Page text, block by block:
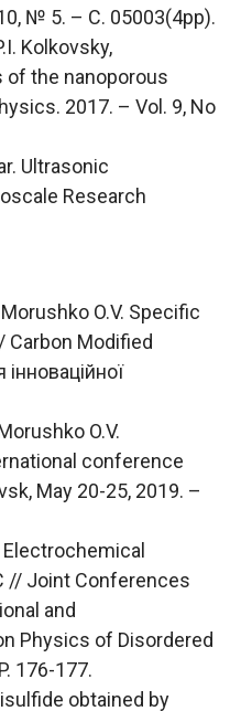
№ 5. – С. 05003(4pp).
Kolkovsky,
of the nanoporous
2017. – Vol. 9, No
Ultrasonic
Research
O.V. Specific
Modified
O.V.
conference
May 20-25, 2019. –
Electrochemical
// Joint Conferences
and
Physics of Disordered
176-177.
obtained by